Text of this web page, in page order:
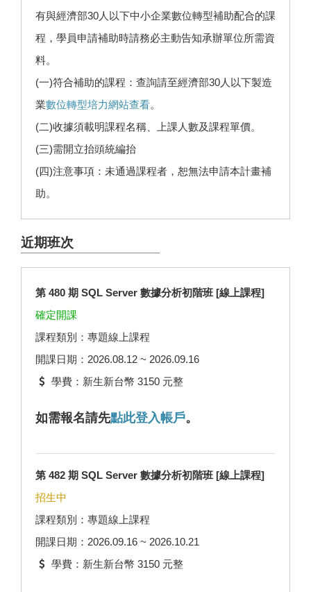
有與經濟部30人以下中小企業數位轉型補助配合的課
程，學員申請補助時請務必主動告知承辦單位所需資
料。
(一)符合補助的課程：查詢請至經濟部30人以下製造
業數位轉型培力網站查看。
(二)收據須載明課程名稱、上課人數及課程單價。
(三)需開立抬頭統編抬
(四)注意事項：未通過課程者，恕無法申請本計畫補
助。
近期班次
第 480 期 SQL Server 數據分析初階班 [線上課程]
確定開課
課程類別：專題線上課程
開課日期：2026.08.12 ~ 2026.09.16
學費：新生新台幣 3150 元整
如需報名請先點此登入帳戶。
第 482 期 SQL Server 數據分析初階班 [線上課程]
招生中
課程類別：專題線上課程
開課日期：2026.09.16 ~ 2026.10.21
學費：新生新台幣 3150 元整